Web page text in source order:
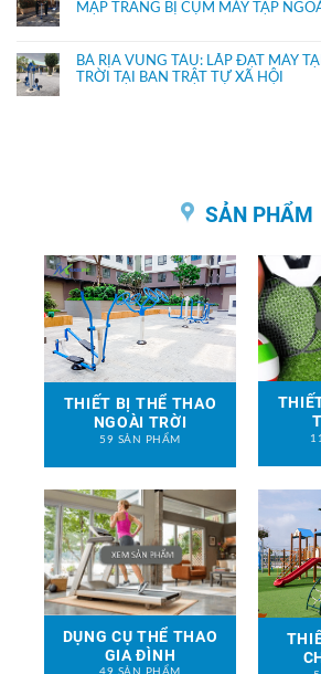
MẬP TRANG BỊ CỤM MÁY TẬP
BÀ RỊA VŨNG TÀU: LẮP ĐẶT MÁY
TRỜI TẠI BAN TRẬT TỰ XÃ HỘI
SẢN PHẨM
THIẾT BỊ THỂ THAO
NGOÀI TRỜI
59 SẢN PHẨM
DỤNG CỤ THỂ THAO
GIA ĐÌNH